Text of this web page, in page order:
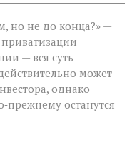
записи
что
уйдёт
частные
руки,
а
что
останется
но не до конца?» —
— вся суть
может
однако
останутся